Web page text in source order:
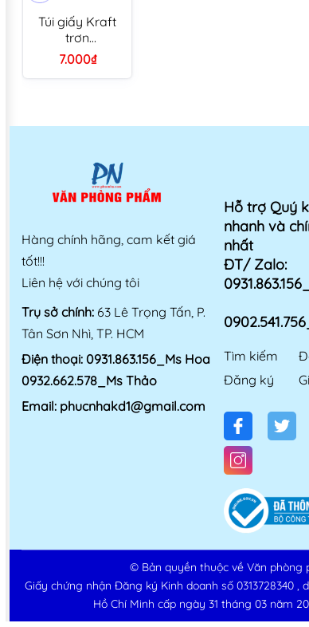
Túi giấy Kraft
trơn
25x28x10cm
đứng quai vải
7.000₫
Hàng chính hãng, cam kết giá
tốt!!!
Liên hệ với chúng tôi
Trụ sở chính: 63 Lê Trọng Tấn, P.
Tân Sơn Nhì, TP. HCM
Điện thoại: 0931.863.156_Ms Hoa
0932.662.578_Ms Thảo
Email: phucnhakd1@gmail.com
Hỗ trợ Quý
nhanh và
nhất
ĐT/ Zalo:
Tìm kiếm
Đăng ký
© Bản quyền thuộc về Văn phòng
Giấy chứng nhận Đăng ký Kinh doanh số 0313728340 ,
Hồ Chí Minh cấp ngày 31 tháng 03 năm